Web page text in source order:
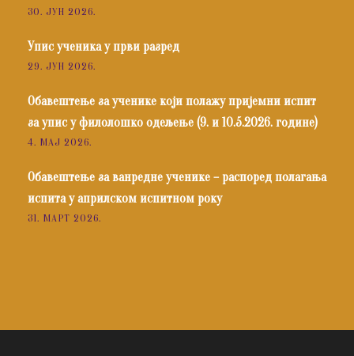
30. ЈУН 2026.
Упис ученика у први разред
29. ЈУН 2026.
Обавештење за ученике који полажу пријемни испит
за упис у филолошко одељење (9. и 10.5.2026. године)
4. МАЈ 2026.
Обавештење за ванредне ученике – распоред полагања
испита у априлском испитном року
31. МАРТ 2026.